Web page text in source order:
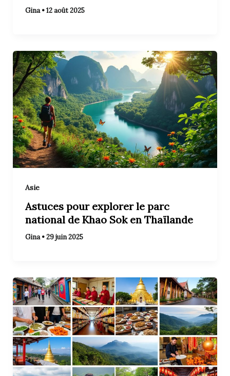
Gina•12 août 2025
Asie
Astuces pour explorer le parc
national de Khao Sok en Thaïlande
Gina•29 juin 2025